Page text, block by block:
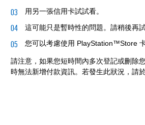
用另一張信用卡試試看。
這可能只是暫時性的問題。請稍後再試
您可以考慮使用 PlayStation™Store
請注意，如果您短時間內多次登記或刪除
時無法新增付款資訊。若發生此狀況，請